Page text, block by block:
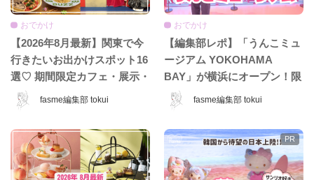
fasme編集部 tokui
おでかけ
【2026年8月最新】関東で今
行きたいお出かけスポット16
選♡ 期間限定カフェ・展示・
POPUPまとめ
fasme編集部 tokui
おでかけ
【編集部レポ】「うんこミュ
ージアム YOKOHAMA
BAY」が横浜にオープン！限
定コンテンツ＆グッズをひと
足先に体験♡